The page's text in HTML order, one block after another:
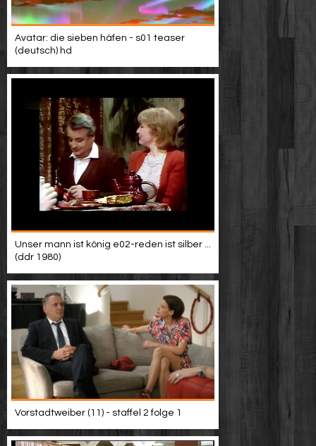
Avatar: die sieben häfen - s01 teaser
(deutsch) hd
Unser mann ist könig e02-reden ist silber ...
(ddr 1980)
Vorstadtweiber (11) - staffel 2 folge 1